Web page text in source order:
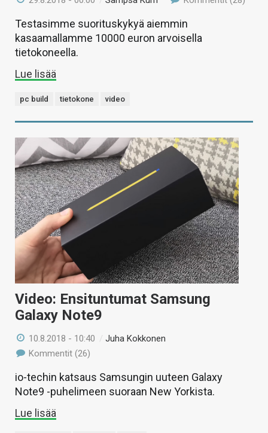
Testasimme suorituskykyä aiemmin
kasaamallamme 10000 euron arvoisella
tietokoneella.
Lue lisää
pc build tietokone video
Video: Ensituntumat Samsung
Galaxy Note9
10.8.2018 - 10:40 /Juha Kokkonen
Kommentit (26)
io-techin katsaus Samsungin uuteen Galaxy
Note9 -puhelimeen suoraan New Yorkista.
Lue lisää